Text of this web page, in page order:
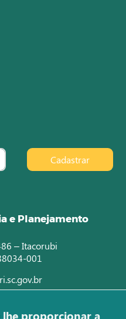
Cadastrar
e Planejamento
– Itacorubi
001
lhe proporcionar a